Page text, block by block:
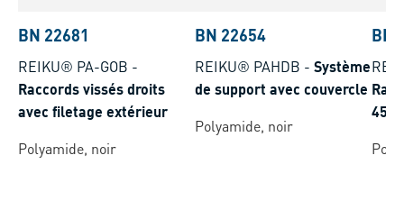
BN 22681
REIKU® PA-GOB -
Raccords vissés droits
avec filetage extérieur
Polyamide, noir
BN 22654
REIKU® PAHDB - Système
de support avec couvercle
Polyamide, noir
BN
45°